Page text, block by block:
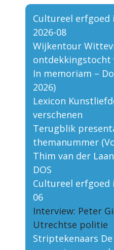
Cultureel erfgoed
2026-08
Wijkentour
ontdekkingstocht
In memoriam –
2026)
Lexicon
verschenen
Terugblik
themanummer
Thim van der
DOS
Cultureel erfgoed
06
Interview: Peter
Utrechtse politie
Striptekenaars